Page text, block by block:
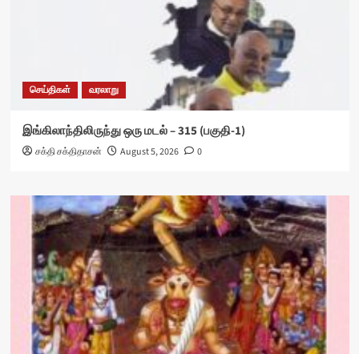
செய்திகள் வரலாறு
இங்கிலாந்திலிருந்து ஒரு மடல் – 315 (பகுதி-1)
சக்தி சக்திதாசன் August 5, 2026 0